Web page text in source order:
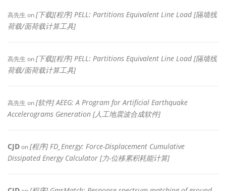
高先生 on[下载][程序] PELL: Partitions Equivalent Line Load [隔墙线
荷载/面荷载计算工具]
高先生 on[下载][程序] PELL: Partitions Equivalent Line Load [隔墙线
荷载/面荷载计算工具]
高先生 on[软件] AEEG: A Program for Artificial Earthquake
Accelerograms Generation [人工地震波合成软件]
CJDon[程序] FD_Energy: Force-Displacement Cumulative
Dissipated Energy Calculator [力-位移累积耗能计算]